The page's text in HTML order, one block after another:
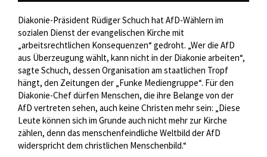
Diakonie-Präsident Rüdiger Schuch hat AfD-Wählern im
sozialen Dienst der evangelischen Kirche mit
„arbeitsrechtlichen Konsequenzen“ gedroht. „Wer die AfD
aus Überzeugung wählt, kann nicht in der Diakonie arbeiten“,
sagte Schuch, dessen Organisation am staatlichen Tropf
hängt, den Zeitungen der „Funke Mediengruppe“. Für den
Diakonie-Chef dürfen Menschen, die ihre Belange von der
AfD vertreten sehen, auch keine Christen mehr sein: „Diese
Leute können sich im Grunde auch nicht mehr zur Kirche
zählen, denn das menschenfeindliche Weltbild der AfD
widerspricht dem christlichen Menschenbild.“